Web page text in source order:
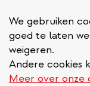
We gebruiken
goed te laten
weigeren.
Andere cookies
Meer over onze